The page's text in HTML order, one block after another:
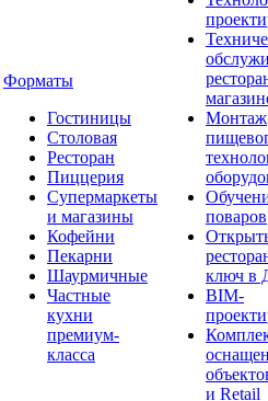
Форматы
Гостиницы
Столовая
Ресторан
Пиццерия
Супермаркеты
и магазины
Кофейни
Пекарни
Шаурмичные
Частные
кухни
премиум-
класса
Монтаж
поваров
ключ в
BIM-
и Retail